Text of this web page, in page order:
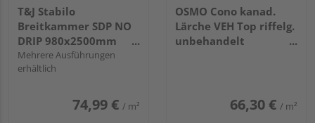
T&J Stabilo
Breitkammer SDP NO
DRIP 980x2500mm
glasklar 16mm
Mehrere Ausführungen
erhältlich
74,99 € / m²
OSMO Cono kanad.
Lärche VEH Top riffelg.
unbehandelt
66,30 € / m²